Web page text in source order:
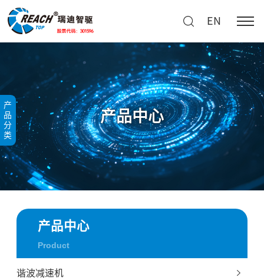
EN
产品中心
产
品
分
类
产品中心
Product
谐波减速机